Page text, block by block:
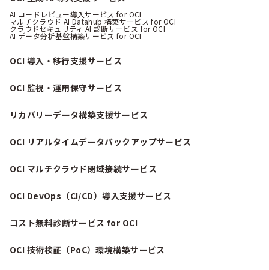
AI コードレビュー導入サービス for OCI
マルチクラウド AI Datahub 構築サービス for OCI
クラウドセキュリティ AI 診断サービス for OCI
AI データ分析基盤構築サービス for OCI
OCI 導入・移行支援サービス
OCI 監視・運用保守サービス
リカバリーデータ構築支援サービス
OCI リアルタイムデータバックアップサービス
OCI マルチクラウド閉域接続サービス
OCI DevOps（CI/CD）導入支援サービス
コスト無料診断サービス for OCI
OCI 技術検証（PoC）環境構築サービス